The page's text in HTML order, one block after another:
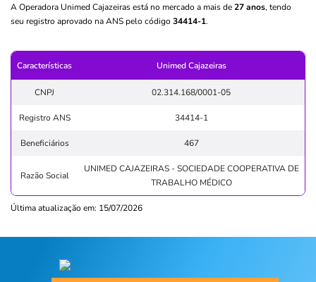
A Operadora Unimed Cajazeiras está no mercado a mais de27 anos, tendo
seu registro aprovado na ANS pelo código 34414-1.
Características Unimed Cajazeiras
CNPJ 02.314.168/0001-05
Registro ANS 34414-1
Beneficiários 467
Razão Social
UNIMED CAJAZEIRAS - SOCIEDADE COOPERATIVA DE
TRABALHO MÉDICO
Última atualização em: 15/07/2026